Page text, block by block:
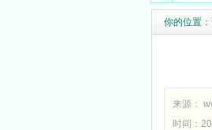
什
4种
都
要
普
你的位置：
来源：
时间：